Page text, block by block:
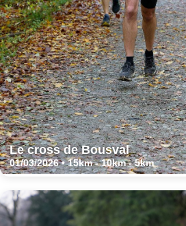
Le cross de Bousval
01/03/2026 • 15km - 10km - 5km